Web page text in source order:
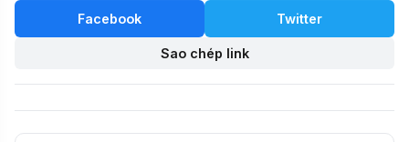
Facebook Twitter
Sao chép link